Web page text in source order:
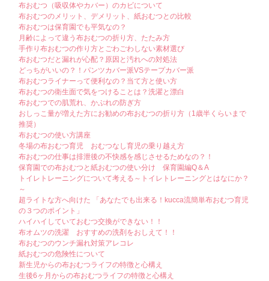
(2025/08/06)
〇kuccaショップ2025年夏休みのお知らせ〇
8/9～8/17は夏休み（土日祝含む）とさせていただき、発送・お問い
合わせ業務はお休みいたします。
8日までの発送は8日11：00までのご注文のみ。それ以後は8/18から
順次対応させていただきます。
ご注文はお休み中も随時受け付けておりますので、どうぞよろしく
お願いいたします。
(2024/12/27)
12/27PM～1/5は冬休みとさせていただき、発送・お問い合わせ業務
はお休みいたします。
福袋は1/5から発売します♪1/6から順次対応させていただきます。ご
注文はお休み中も随時受け付けておりますので、
どうぞよろしくお願いいたします。
(2024/08/08) 〇kuccaショップ 夏休みのお知らせ〇
8/10～8/15は夏休みとさせていただき、発送・お問い合わせ業務は
お休みいたします。
8/16から順次対応させていただきます。ご注文はお休み中も随時受
け付けておりますので、
どうぞよろしくお願いいたします。
布おむつ（吸収体やカバー）のカビについて
布おむつのメリット、デメリット、紙おむつとの比較
布おむつは保育園でも平気なの？
月齢によって違う布おむつの折り方、たたみ方
手作り布おむつの作り方とごわごわしない素材選び
布おむつだと漏れが心配？原因と汚れへの対処法
どっちがいいの？！パンツカバー派VSテープカバー派
布おむつライナーって便利なの？当て方と使い方
布おむつの衛生面で気をつけることは？洗濯と漂白
布おむつでの肌荒れ、かぶれの防ぎ方
おしっこ量が増えた方にお勧めの布おむつの折り方（1歳半くらいまで
推奨）
布おむつの使い方講座
冬場の布おむつ育児 おむつなし育児の乗り越え方
布おむつの仕事は排泄後の不快感を感じさせるためなの？！
保育園での布おむつと紙おむつの使い分け 保育園編Q＆A
トイレトレーニングについて考える～トイレトレーニングとはなにか？
～
超ライトな方へ向けた 「あなたでも出来る！kucca流簡単布おむつ育児
の３つのポイント」
ハイハイしていておむつ交換ができない！！
布オムツの洗濯 おすすめの洗剤をおしえて！！
布おむつのウンチ漏れ対策アレコレ
紙おむつの危険性について
新生児からの布おむつライフの特徴と心構え
生後6ヶ月からの布おむつライフの特徴と心構え